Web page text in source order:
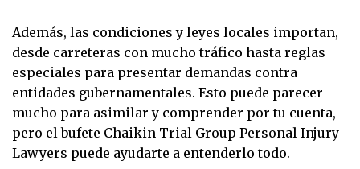
Además, las condiciones y leyes locales importan,
desde carreteras con mucho tráfico hasta reglas
especiales para presentar demandas contra
entidades gubernamentales. Esto puede parecer
mucho para asimilar y comprender por tu cuenta,
pero el bufete Chaikin Trial Group Personal Injury
Lawyers puede ayudarte a entenderlo todo.